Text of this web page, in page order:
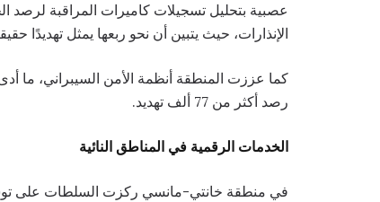
عصبية بتحليل تسجيلات كاميرات المراقبة لرصد
الإنذارات، حيث يتبين أن نحو ربعها يمثل تهديدًا
كما عززت المنطقة أنظمة الأمن السيبراني، ما
رصد أكثر من 77 ألف تهديد.
الخدمات الرقمية في المناطق النائية
في منطقة خانتي-مانسي ركزت السلطات على